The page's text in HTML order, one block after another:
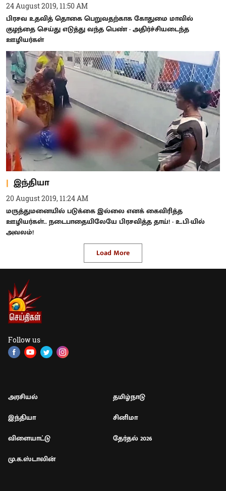
24 August 2019, 11:50 AM
பிரசவ உதவித் தொகை பெறுவதற்காக கோதுமை மாவில்
குழந்தை செய்து எடுத்து வந்த பெண் - அதிர்ச்சியடைந்த
ஊழியர்கள்
இந்தியா
20 August 2019, 11:24 AM
மருத்துமனையில் படுக்கை இல்லை எனக் கைவிரித்த
ஊழியர்கள்.. நடைபாதையிலேயே பிரசவித்த தாய்! - உ.பி-யில்
அவலம்!
Load More
Follow us
அரசியல்
தமிழ்நாடு
இந்தியா
சினிமா
விளையாட்டு
தேர்தல் 2026
மு.க.ஸ்டாலின்